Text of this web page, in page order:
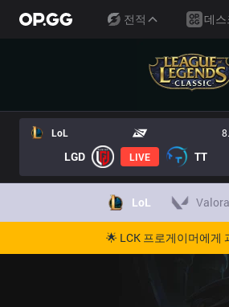
전적 데스
LoL
LGD LIVE TT
LoL
🌟 LCK 프로게이머에게